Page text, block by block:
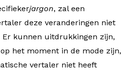
jargon, zal een
deze veranderingen niet
kunnen uitdrukkingen zijn,
het moment in de mode zijn,
vertaler niet heeft